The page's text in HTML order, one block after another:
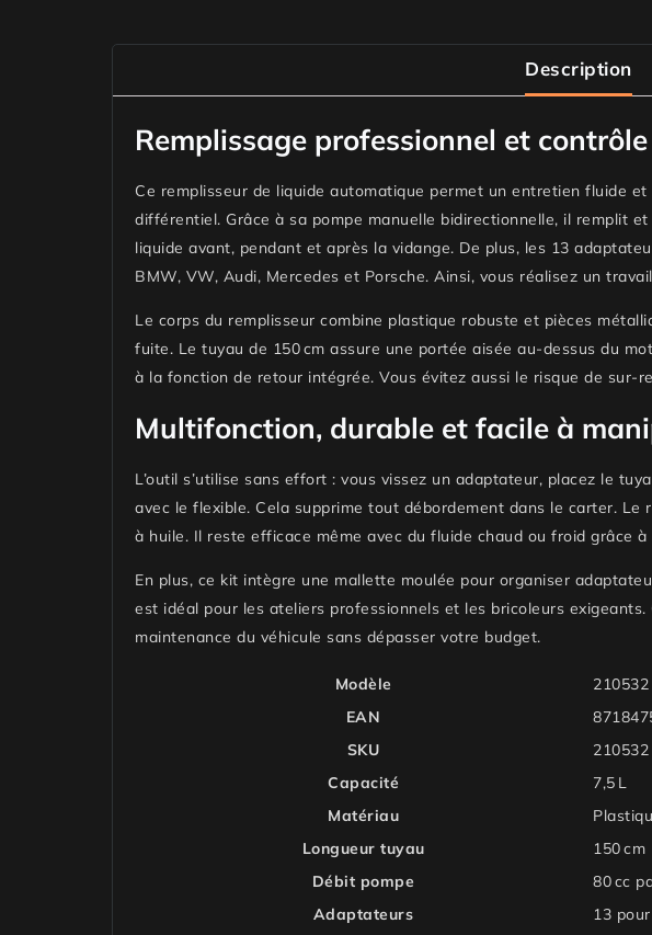
Description
Remplissage professionnel et
Ce remplisseur de liquide automatique permet un entretien fluide
différentiel. Grâce à sa pompe manuelle bidirectionnelle, il remplit
liquide avant, pendant et après la vidange. De plus, les 13
BMW, VW, Audi, Mercedes et Porsche. Ainsi, vous réalisez un
Le corps du remplisseur combine plastique robuste et pièces
fuite. Le tuyau de 150 cm assure une portée aisée au-dessus du
à la fonction de retour intégrée. Vous évitez aussi le risque de sur-
Multifonction, durable et facile à
L’outil s’utilise sans effort : vous vissez un adaptateur, placez le
avec le flexible. Cela supprime tout débordement dans le carter.
à huile. Il reste efficace même avec du fluide chaud ou froid grâce
En plus, ce kit intègre une mallette moulée pour organiser
est idéal pour les ateliers professionnels et les bricoleurs
maintenance du véhicule sans dépasser votre budget.
Modèle
210532
EAN
SKU
210532
Capacité
7,5 L
Matériau
Longueur tuyau
150 cm
Débit pompe
80 cc
Adaptateurs
13